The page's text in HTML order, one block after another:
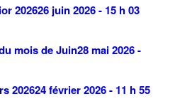
202626 juin 2026 - 15 h 03
mois de Juin28 mai 2026 -
202624 février 2026 - 11 h 55